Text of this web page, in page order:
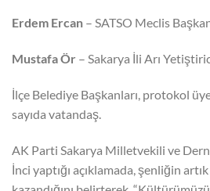
Erdem Ercan – SATSO Meclis
Mustafa Ör – Sakarya İli Arı
İlçe Belediye Başkanları, protokol
sayıda vatandaş.
AK Parti Sakarya Milletvekili ve
İnci yaptığı açıklamada, şenliğin